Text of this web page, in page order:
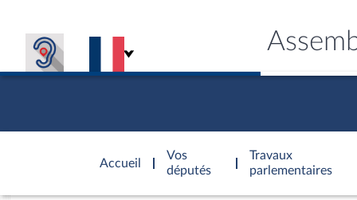
Accueil
d'accueil
Vos
députés
Travaux
parlementaires